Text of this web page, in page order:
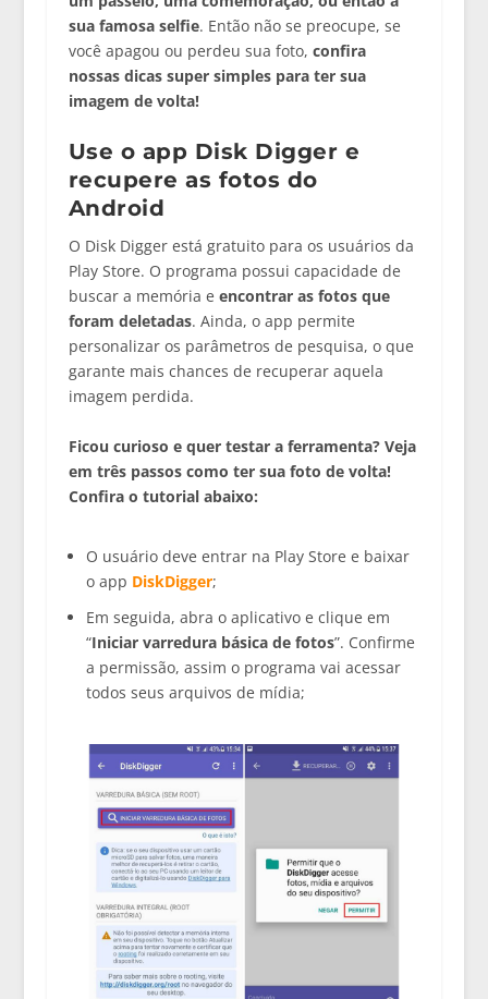
sua famosa selfie. Então não se preocupe, se
você apagou ou perdeu sua foto, confira
nossas dicas super simples para ter sua
imagem de volta!
Use o app Disk Digger e
recupere as fotos do
Android
O Disk Digger está gratuito para os usuários da
Play Store. O programa possui capacidade de
buscar a memória e encontrar as fotos que
foram deletadas. Ainda, o app permite
personalizar os parâmetros de pesquisa, o que
garante mais chances de recuperar aquela
imagem perdida.
Ficou curioso e quer testar a ferramenta? Veja
em três passos como ter sua foto de volta!
Confira o tutorial abaixo:
O usuário deve entrar na Play Store e baixar
o app DiskDigger;
Em seguida, abra o aplicativo e clique em
“Iniciar varredura básica de fotos”. Confirme
a permissão, assim o programa vai acessar
todos seus arquivos de mídia;